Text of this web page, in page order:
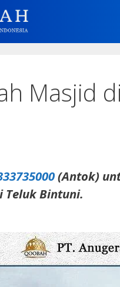
Masjid
(Antok)
Teluk Bintuni.